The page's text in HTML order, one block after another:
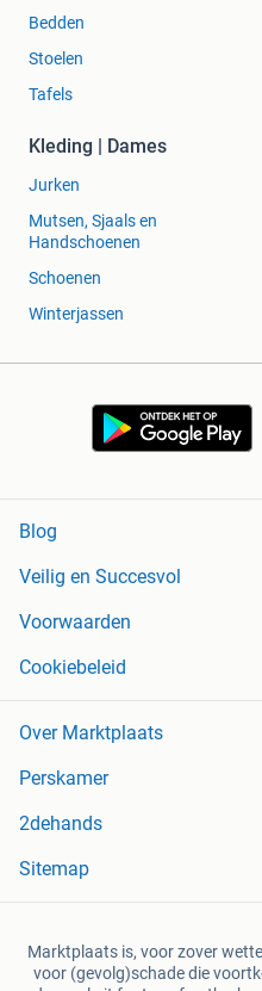
Bedden
Stoelen
Tafels
Kleding | Dames
Jurken
Mutsen, Sjaals en
Handschoenen
Schoenen
Winterjassen
Blog
Veilig en Succesvol
Voorwaarden
Cookiebeleid
Over Marktplaats
Perskamer
2dehands
Sitemap
Marktplaats is, voor zover
voor (gevolg)schade die